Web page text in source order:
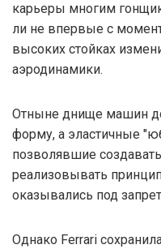
карьеры многим
ли не впервые с
высоких стойках
аэродинамики.
Отныне днище машин
форму, а эластичные
позволявшие
реализовывать
оказывались под
Однако Ferrari